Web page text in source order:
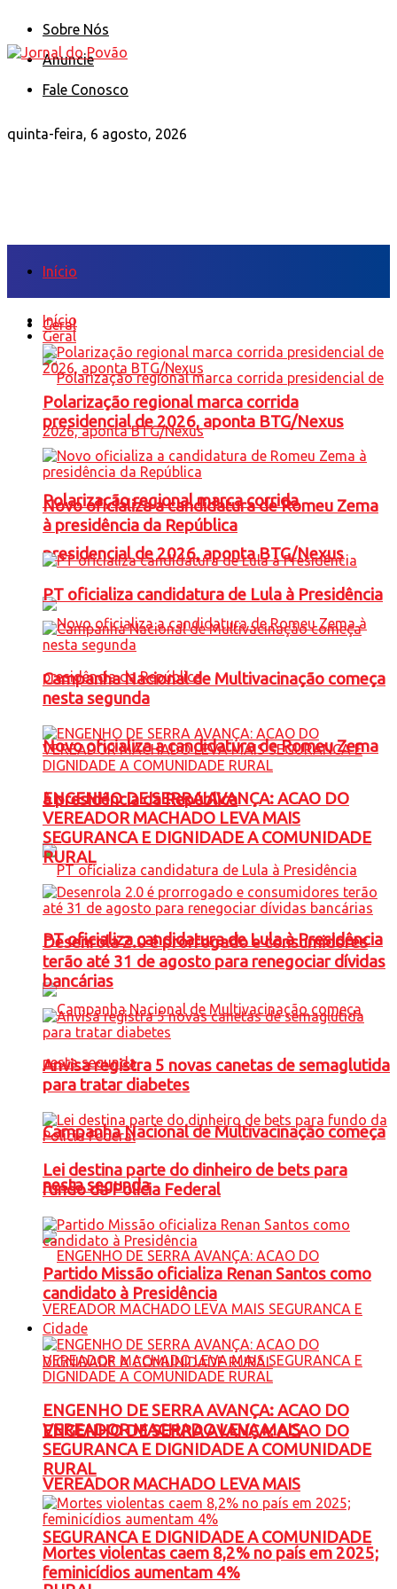
Sobre Nós
Anuncie
Fale Conosco
quinta-feira, 6 agosto, 2026
Início
Geral
Polarização regional marca corrida
presidencial de 2026, aponta BTG/Nexus
Novo oficializa a candidatura de Romeu Zema
à presidência da República
PT oficializa candidatura de Lula à Presidência
Campanha Nacional de Multivacinação começa
nesta segunda
ENGENHO DE SERRA AVANÇA: ACAO DO
VEREADOR MACHADO LEVA MAIS
SEGURANCA E DIGNIDADE A COMUNIDADE
Início
Geral
Polarização regional marca corrida
presidencial de 2026, aponta BTG/Nexus
Novo oficializa a candidatura de Romeu Zema
à presidência da República
PT oficializa candidatura de Lula à Presidência
Campanha Nacional de Multivacinação começa
nesta segunda
ENGENHO DE SERRA AVANÇA: ACAO DO
VEREADOR MACHADO LEVA MAIS
SEGURANCA E DIGNIDADE A COMUNIDADE
RURAL
Desenrola 2.0 é prorrogado e consumidores
terão até 31 de agosto para renegociar dívidas
bancárias
Anvisa registra 5 novas canetas de semaglutida
para tratar diabetes
Lei destina parte do dinheiro de bets para
fundo da Polícia Federal
Partido Missão oficializa Renan Santos como
candidato à Presidência
Cidade
ENGENHO DE SERRA AVANÇA: ACAO DO
VEREADOR MACHADO LEVA MAIS
SEGURANCA E DIGNIDADE A COMUNIDADE
RURAL
Mortes violentas caem 8,2% no país em 2025;
feminicídios aumentam 4%